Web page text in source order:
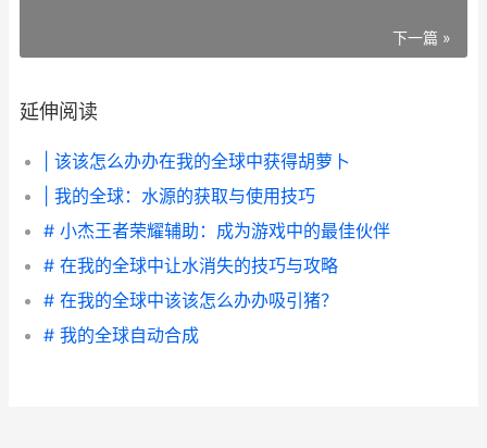
下一篇 »
延伸阅读
| 该该怎么办办在我的全球中获得胡萝卜
| 我的全球：水源的获取与使用技巧
# 小杰王者荣耀辅助：成为游戏中的最佳伙伴
# 在我的全球中让水消失的技巧与攻略
# 在我的全球中该该怎么办办吸引猪？
# 我的全球自动合成